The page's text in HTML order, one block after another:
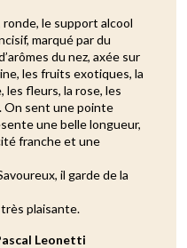
le support alcool
marqué par du
du nez, axée sur
les fruits exotiques, la
les fleurs, la rose, les
On sent une pointe
une belle longueur,
franche et une
il garde de la
très plaisante.
Leonetti